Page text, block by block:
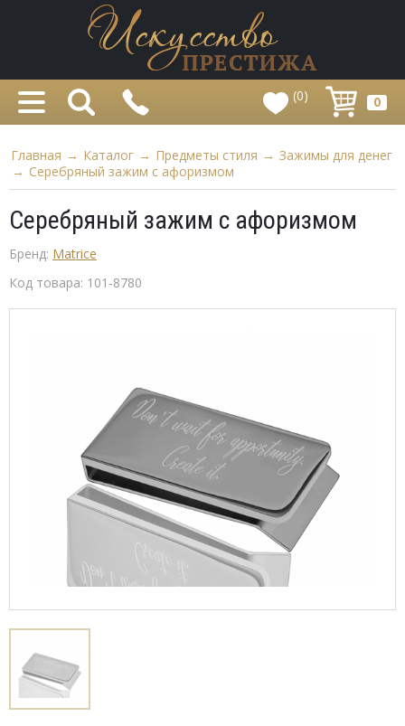
(0) 0
Главная → Каталог → Предметы стиля → Зажимы для денег
→ Серебряный зажим с афоризмом
Серебряный зажим с афоризмом
Бренд: Matrice
Код товара: 101-8780